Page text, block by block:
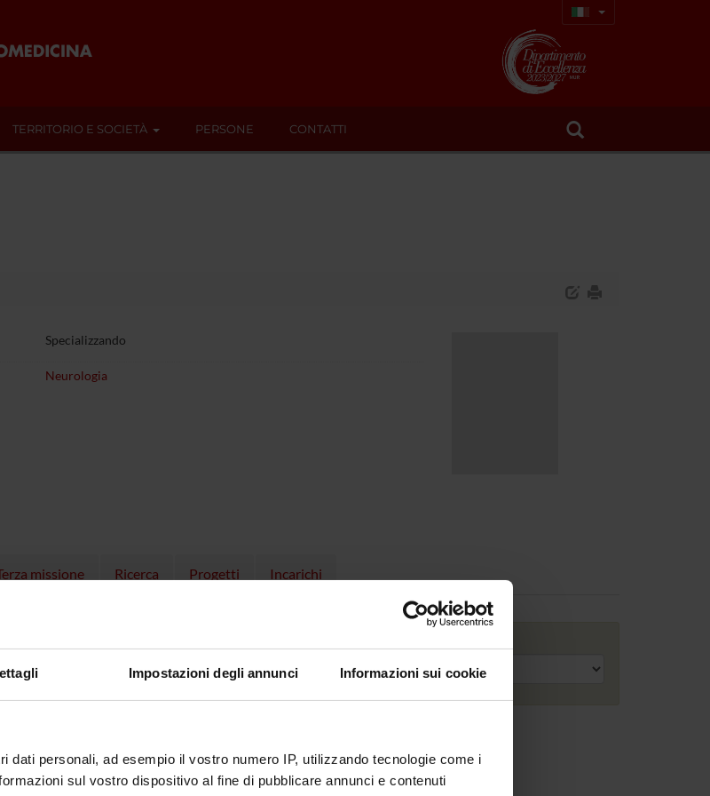
Impostazioni degli annunci Informazioni sui cookie
dati personali, ad esempio il vostro numero IP, utilizzando tecnologie come i
sul vostro dispositivo al fine di pubblicare annunci e contenuti
TERRITORIO E SOCIETÀ PERSONE CONTATTI
Specializzando
Neurologia
missione Ricerca Progetti Incarichi
periodo selezionato:0.